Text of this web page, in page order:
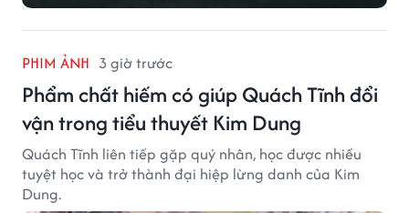
PHIM ẢNH 3 giờ trước
Phẩm chất hiếm có giúp Quách Tĩnh đổi
vận trong tiểu thuyết Kim Dung
Quách Tĩnh liên tiếp gặp quý nhân, học được nhiều
tuyệt học và trở thành đại hiệp lừng danh của Kim
Dung.